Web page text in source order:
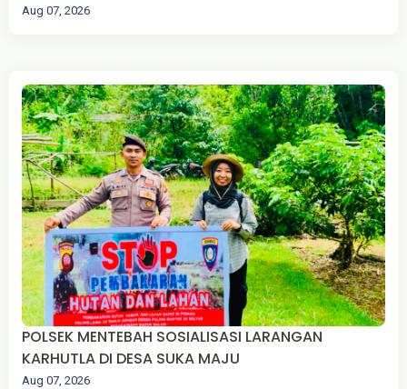
Aug 07, 2026
‎POLSEK MENTEBAH SOSIALISASI LARANGAN
KARHUTLA DI DESA SUKA MAJU
Aug 07, 2026